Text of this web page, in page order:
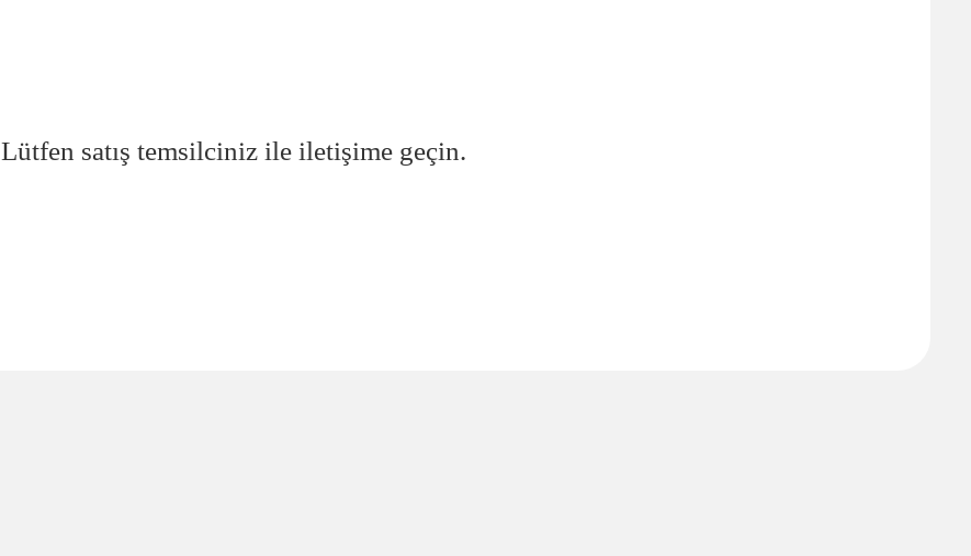
Lütfen satış temsilciniz ile iletişime geçin.